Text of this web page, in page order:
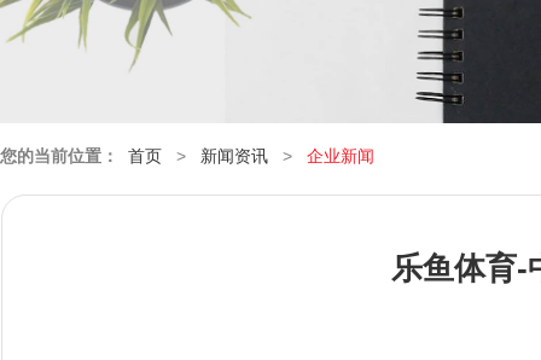
您的当前位置： 首页 > 新闻资讯 > 企业新闻
乐鱼体育-